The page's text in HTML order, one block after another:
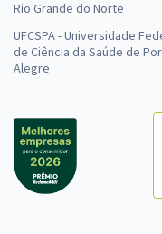
Rio Grande do Norte
UFCSPA - Universidade
de Ciência da Saúde de
Alegre